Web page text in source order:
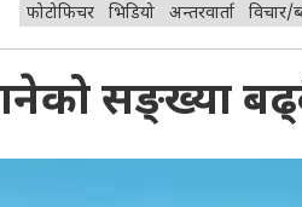
फोटोफिचर भिडियो अन्तरवार्ता विचार/
सङ्ख्या